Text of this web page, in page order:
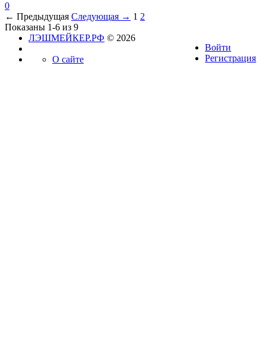
0
← Предыдущая Следующая → 1 2
Показаны 1-6 из 9
Войти
Регистрация
ЛЭШМЕЙКЕР.РФ © 2026
О сайте